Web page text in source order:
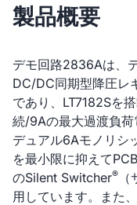
製品概要
デモ回路2836Aは、
DC/DC同期型降圧レ
であり、LT7182Sを
続/9Aの最大過渡負荷
デュアル6Aモノリシ
を最小限に抑えて
のSilent Switcher®
用しています。また